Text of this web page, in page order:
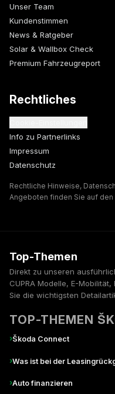
Unser Team
Kundenstimmen
News & Ratgeber
Solar & Wallbox Check
Premium Fahrzeugreport
Rechtliches
Info zu Partnerlinks
Impressum
Datenschutz
Rechtliche Hinweise,
Angeboten finden Sie auf
Top-Themen
Direkt zu unseren
CUPRA Modelle, E-
Sie die wichtigsten
TOP-THEMEN
›Škoda Connect
›Was ist bei der
›Auto finanzieren